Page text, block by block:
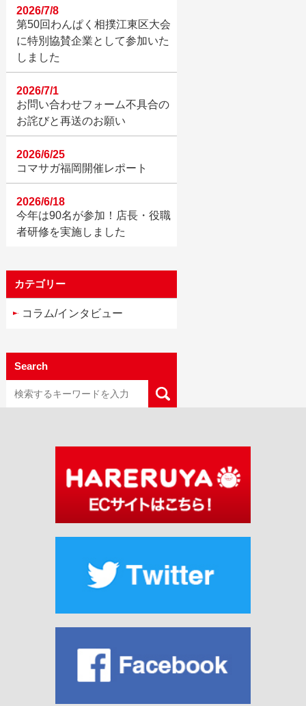
第50回わんぱく相撲江東区大会
に特別協賛企業として参加いた
しました
2026/7/8
お問い合わせフォーム不具合の
お詫びと再送のお願い
2026/7/1
コマサガ福岡開催レポート
2026/6/25
今年は90名が参加！店長・役職
者研修を実施しました
2026/6/18
カテゴリー
コラム/インタビュー
Search